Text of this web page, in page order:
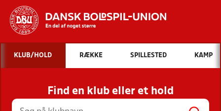
Hvad vil du søge efter?
INDHOLD OG NYHEDER
STILLINGER, RESULTATER, KLUBBER OG
HOLD
KLUB/HOLD RÆKKE SPILLESTED KAMP
Find en klub eller et hold